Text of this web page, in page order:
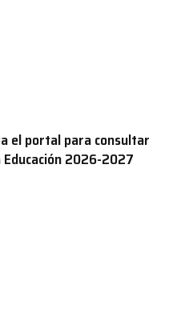
el portal para consultar
2026-2027